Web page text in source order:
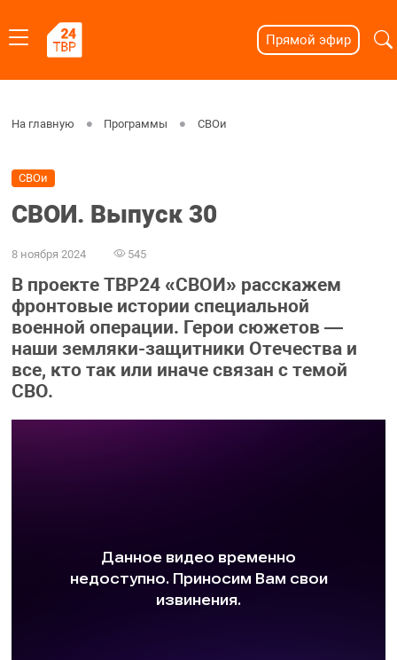
Прямой эфир
На главную Программы СВОи
СВОи
СВОИ. Выпуск 30
8 ноября 2024 545
В проекте ТВР24 «СВОИ» расскажем
фронтовые истории специальной
военной операции. Герои сюжетов —
наши земляки-защитники Отечества и
все, кто так или иначе связан с темой
СВО.